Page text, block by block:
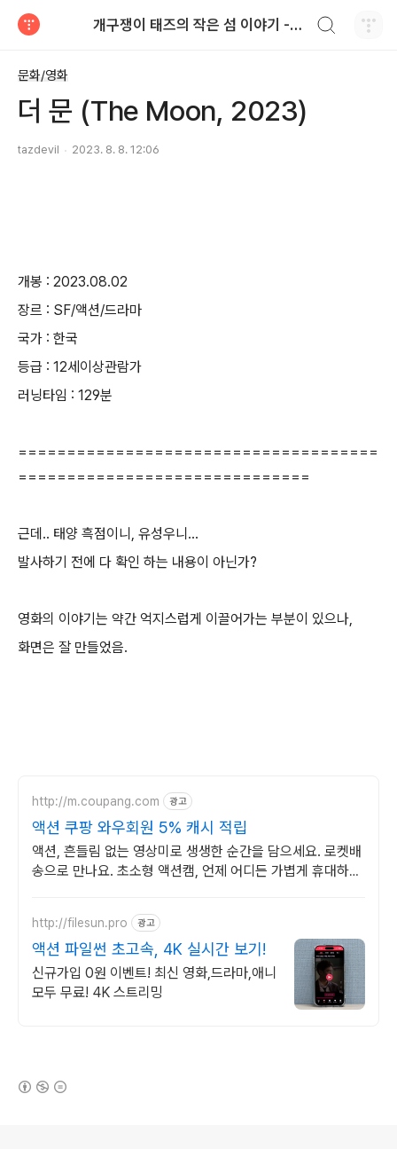
개구쟁이 태즈의 작은 섬 이야기 - blog
문화/영화
더 문 (The Moon, 2023)
tazdevil 2023. 8. 8. 12:06
개봉 : 2023.08.02
장르 : SF/액션/드라마
국가 : 한국
등급 : 12세이상관람가
러닝타임 : 129분
=====================================
==============================
근데.. 태양 흑점이니, 유성우니...
발사하기 전에 다 확인 하는 내용이 아닌가?
영화의 이야기는 약간 억지스럽게 이끌어가는 부분이 있으나,
화면은 잘 만들었음.
http://m.coupang.com 광고
액션 쿠팡 와우회원 5% 캐시 적립
액션, 흔들림 없는 영상미로 생생한 순간을 담으세요. 로켓배
송으로 만나요. 초소형 액션캠, 언제 어디든 가볍게 휴대하며
http://filesun.pro 광고
액션 파일썬 초고속, 4K 실시간 보기!
신규가입 0원 이벤트! 최신 영화,드라마,애니
모두 무료! 4K 스트리밍